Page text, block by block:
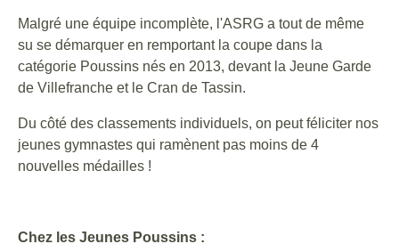
Malgré une équipe incomplète, l'ASRG a tout de même
su se démarquer en remportant la coupe dans la
catégorie Poussins nés en 2013, devant la Jeune Garde
de Villefranche et le Cran de Tassin.
Du côté des classements individuels, on peut féliciter nos
jeunes gymnastes qui ramènent pas moins de 4
nouvelles médailles !
Chez les Jeunes Poussins :